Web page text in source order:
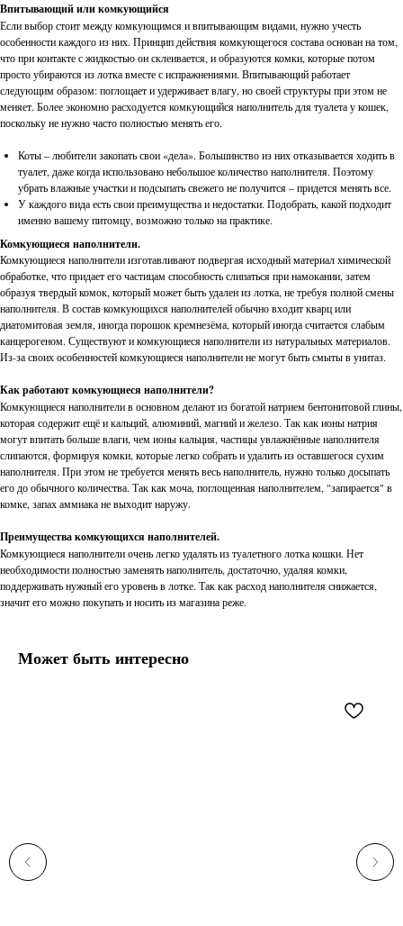
Впитывающий или комкующийся
Если выбор стоит между комкующимся и впитывающим видами, нужно учесть
особенности каждого из них. Принцип действия комкующегося состава основан на том,
что при контакте с жидкостью он склеивается, и образуются комки, которые потом
просто убираются из лотка вместе с испражнениями. Впитывающий работает
следующим образом: поглощает и удерживает влагу, но своей структуры при этом не
меняет. Более экономно расходуется комкующийся наполнитель для туалета у кошек,
поскольку не нужно часто полностью менять его.
Коты – любители закопать свои «дела». Большинство из них отказывается ходить в
туалет, даже когда использовано небольшое количество наполнителя. Поэтому
убрать влажные участки и подсыпать свежего не получится – придется менять все.
У каждого вида есть свои преимущества и недостатки. Подобрать, какой подходит
именно вашему питомцу, возможно только на практике.
Комкующиеся наполнители.
Комкующиеся наполнители изготавливают подвергая исходный материал химической
обработке, что придает его частицам способность слипаться при намокании, затем
образуя твердый комок, который может быть удален из лотка, не требуя полной смены
наполнителя. В состав комкующихся наполнителей обычно входит кварц или
диатомитовая земля, иногда порошок кремнезёма, который иногда считается слабым
канцерогеном. Существуют и комкующиеся наполнители из натуральных материалов.
Из-за своих особенностей комкующиеся наполнители не могут быть смыты в унитаз.
Как работают комкующиеся наполнители?
Комкующиеся наполнители в основном делают из богатой натрием бентонитовой глины,
которая содержит ещё и кальций, алюминий, магний и железо. Так как ионы натрия
могут впитать больше влаги, чем ионы кальция, частицы увлажнённые наполнителя
слипаются, формируя комки, которые легко собрать и удалить из оставшегося сухим
наполнителя. При этом не требуется менять весь наполнитель, нужно только досыпать
его до обычного количества. Так как моча, поглощенная наполнителем, "запирается" в
комке, запах аммиака не выходит наружу.
Преимущества комкующихся наполнителей.
Комкующиеся наполнители очень легко удалять из туалетного лотка кошки. Нет
необходимости полностью заменять наполнитель, достаточно, удаляя комки,
поддерживать нужный его уровень в лотке. Так как расход наполнителя снижается,
значит его можно покупать и носить из магазина реже.
Может быть интересно